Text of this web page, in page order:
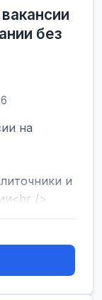
без
на
и
/>